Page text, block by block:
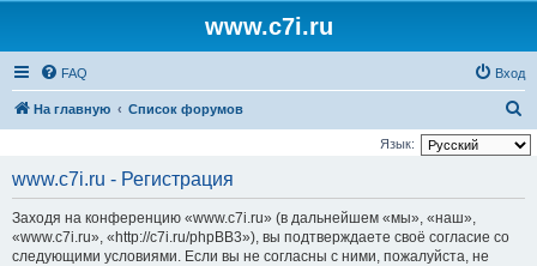
www.c7i.ru
FAQ Вход
На главную Список форумов
о
Язык:
www.c7i.ru - Регистрация
Заходя на конференцию «www.c7i.ru» (в дальнейшем «мы», «наш»,
«www.c7i.ru», «http://c7i.ru/phpBB3»), вы подтверждаете своё согласие со
следующими условиями. Если вы не согласны с ними, пожалуйста, не